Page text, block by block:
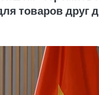
товаров друг